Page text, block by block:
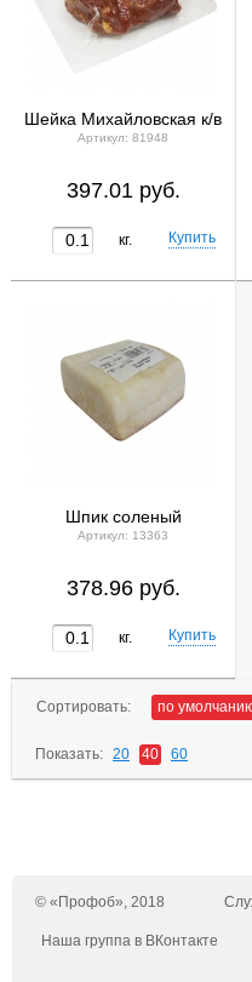
Шейка Михайловская к/в
Артикул: 81948
397.01 руб.
кг.
Шпик соленый
Артикул: 13363
378.96 руб.
кг.
Сортировать: по
Показать: 20 40 60
© «Профоб», 2018
Наша группа в ВКонтакте